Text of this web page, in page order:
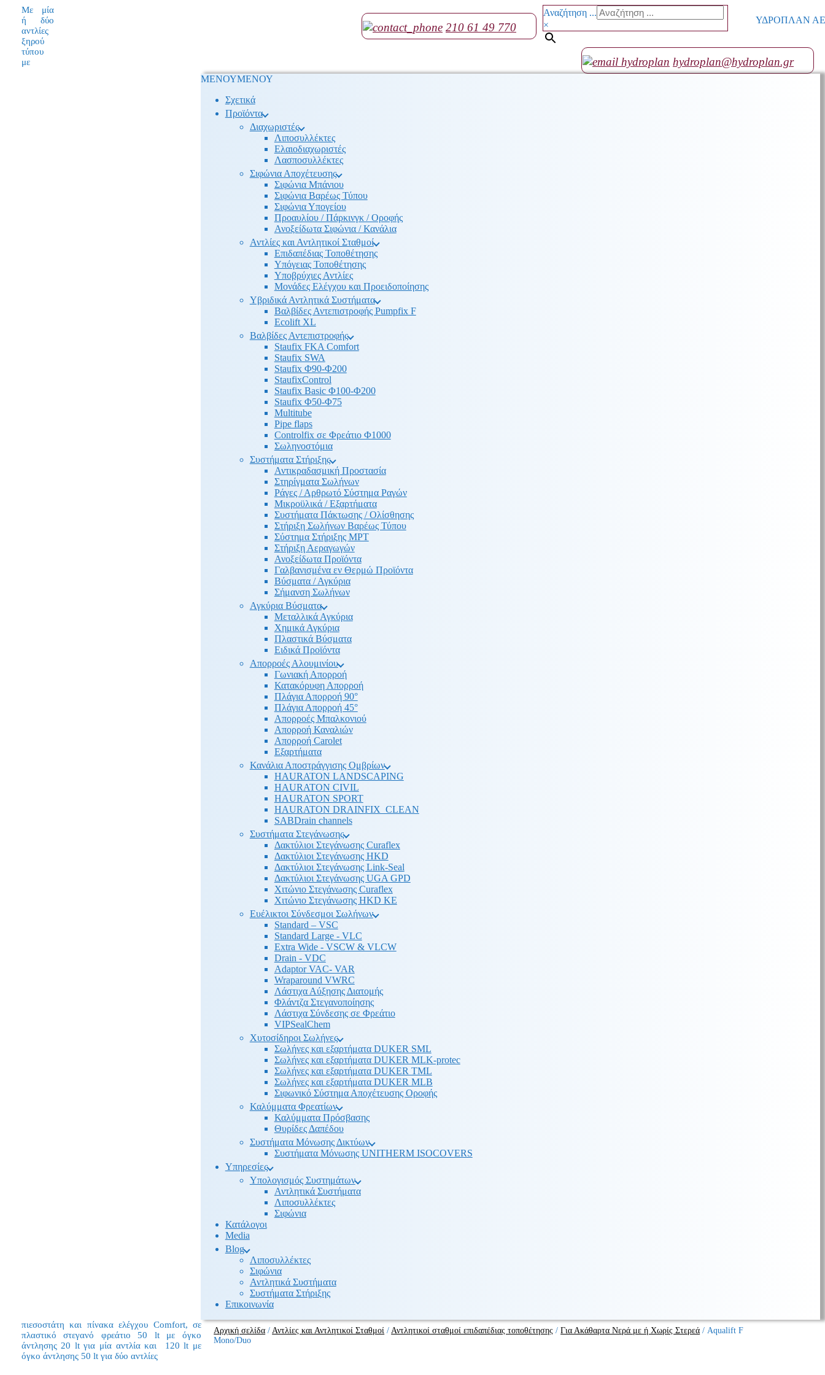
ΥΔΡΟΠΛΑΝ ΑΕ
Αναζήτηση ...
×
210 61 49 770
hydroplan@hydroplan.gr
ΜΕΝΟΥΜΕΝΟΥ
Σχετικά
Προϊόντα
Διαχωριστές
Λιποσυλλέκτες
Ελαιοδιαχωριστές
Λασποσυλλέκτες
Σιφώνια Αποχέτευσης
Σιφώνια Μπάνιου
Σιφώνια Βαρέως Τύπου
Σιφώνια Υπογείου
Προαυλίου / Πάρκινγκ / Οροφής
Ανοξείδωτα Σιφώνια / Κανάλια
Αντλίες και Αντλητικοί Σταθμοί
Επιδαπέδιας Τοποθέτησης
Υπόγειας Τοποθέτησης
Υποβρύχιες Αντλίες
Μονάδες Ελέγχου και Προειδοποίησης
Υβριδικά Αντλητικά Συστήματα
Βαλβίδες Αντεπιστροφής Pumpfix F
Ecolift XL
Βαλβίδες Αντεπιστροφής
Staufix FKA Comfort
Staufix SWA
Staufix Φ90-Φ200
StaufixControl
Staufix Basic Φ100-Φ200
Staufix Φ50-Φ75
Multitube
Pipe flaps
Controlfix σε Φρεάτιο Φ1000
Σωληνοστόμια
Συστήματα Στήριξης
Αντικραδασμική Προστασία
Στηρίγματα Σωλήνων
Ράγες / Αρθρωτό Σύστημα Ραγών
Μικροϋλικά / Εξαρτήματα
Συστήματα Πάκτωσης / Ολίσθησης
Στήριξη Σωλήνων Βαρέως Τύπου
Σύστημα Στήριξης MPT
Στήριξη Αεραγωγών
Ανοξείδωτα Προϊόντα
Γαλβανισμένα εν Θερμώ Προϊόντα
Βύσματα / Αγκύρια
Σήμανση Σωλήνων
Αγκύρια Βύσματα
Μεταλλικά Αγκύρια
Χημικά Αγκύρια
Πλαστικά Βύσματα
Ειδικά Προϊόντα
Απορροές Αλουμινίου
Γωνιακή Απορροή
Κατακόρυφη Απορροή
Πλάγια Απορροή 90°
Πλάγια Απορροή 45°
Απορροές Μπαλκονιού
Απορροή Καναλιών
Απορροή Carolet
Εξαρτήματα
Κανάλια Αποστράγγισης Ομβρίων
HAURATON LANDSCAPING
HAURATON CIVIL
HAURATON SPORT
HAURATON DRAINFIX_CLEAN
SABDrain channels
Συστήματα Στεγάνωσης
Δακτύλιοι Στεγάνωσης Curaflex
Δακτύλιοι Στεγάνωσης HKD
Δακτύλιοι Στεγάνωσης Link-Seal
Δακτύλιοι Στεγάνωσης UGA GPD
Χιτώνιο Στεγάνωσης Curaflex
Χιτώνιο Στεγάνωσης HKD KE
Ευέλικτοι Σύνδεσμοι Σωλήνων
Standard – VSC
Standard Large - VLC
Extra Wide - VSCW & VLCW
Drain - VDC
Adaptor VAC- VAR
Wraparound VWRC
Λάστιχα Αύξησης Διατομής
Φλάντζα Στεγανοποίησης
Λάστιχα Σύνδεσης σε Φρεάτιο
VIPSealChem
Χυτοσίδηροι Σωλήνες
Σωλήνες και εξαρτήματα DUKER SML
Σωλήνες και εξαρτήματα DUKER MLK-protec
Σωλήνες και εξαρτήματα DUKER TML
Σωλήνες και εξαρτήματα DUKER MLB
Σιφωνικό Σύστημα Αποχέτευσης Οροφής
Καλύμματα Φρεατίων
Καλύμματα Πρόσβασης
Θυρίδες Δαπέδου
Συστήματα Μόνωσης Δικτύων
Συστήματα Μόνωσης UNITHERM ISOCOVERS
Υπηρεσίες
Υπολογισμός Συστημάτων
Αντλητικά Συστήματα
Λιποσυλλέκτες
Σιφώνια
Κατάλογοι
Media
Βlog
Λιποσυλλέκτες
Σιφώνια
Αντλητικά Συστήματα
Συστήματα Στήριξης
Επικοινωνία
Αρχική σελίδα /Αντλίες και Αντλητικοί Σταθμοί /Αντλητικοί σταθμοί επιδαπέδιας τοποθέτησης /Για Ακάθαρτα Νερά με ή Χωρίς Στερεά /Aqualift F
Mono/Duo
Με μία
ή δύο
αντλίες
ξηρού
τύπου
με
πιεσοστάτη και πίνακα ελέγχου Comfort, σε
πλαστικό στεγανό φρεάτιο 50 lt με όγκο
άντλησης 20 lt για μία αντλία και 120 lt με
όγκο άντλησης 50 lt για δύο αντλίες